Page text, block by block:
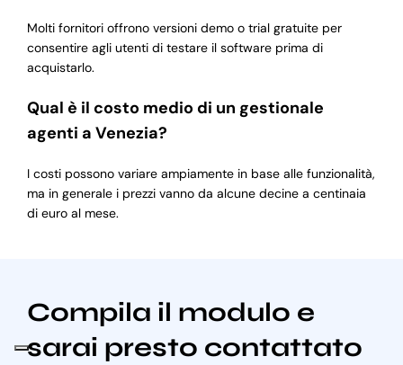
Molti fornitori offrono versioni demo o trial gratuite per
consentire agli utenti di testare il software prima di
acquistarlo.
Qual è il costo medio di un gestionale
agenti a Venezia?
I costi possono variare ampiamente in base alle funzionalità,
ma in generale i prezzi vanno da alcune decine a centinaia
di euro al mese.
Compila il modulo e
sarai presto contattato